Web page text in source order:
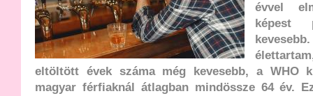
évvel
képest
eltöltött évek száma még kevesebb, a WHO
magyar férfiaknál átlagban mindössze 64 év.